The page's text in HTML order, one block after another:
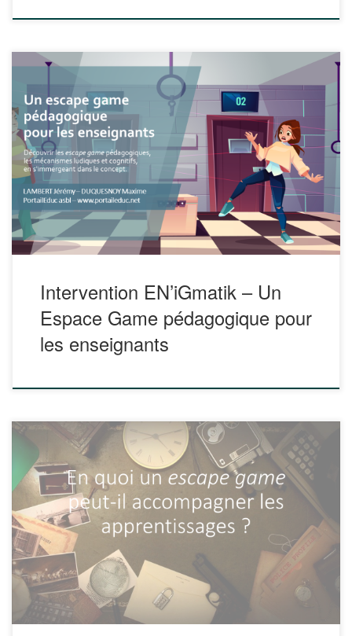
Nous vous proposons de retrouver notre intervention à
l’occasion du salon EN’iGmatik sur le thème Un Espace
Game pédagogique pour les enseignants Les escape game
pédagogiques font partie des outils qui se développent à
l’heure actuelle dans le champ de l’appren­tis­sage, et ce
pour deux raisons majeures. D’une part, ils […]
Intervention EN’iGmatik – Un
Espace Game pédagogique pour
les enseignants
Le Service Universitaire d’Ingénierie et d’Innovation
Pédagogique (SU2IP) propose un fascicule intitulé « En
quoi un escape game peut-il accompagner les
apprentissages ? ». Il a été rédigé suite à la création de
l’escape-game «Le laboratoire du Professeur Ludicio»
réalisé en partenariat avec la société « Jeux Thèmes ».
Celui-ci […]